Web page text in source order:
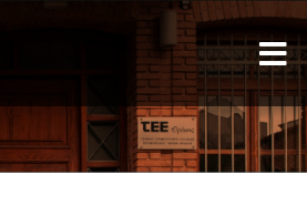
Παράκαμψη προς το κυρίως